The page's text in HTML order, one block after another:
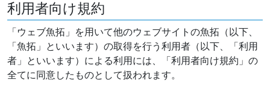
利用者向け規約
「ウェブ魚拓」を用いて他のウェブサイトの魚拓（以下、
「魚拓」といいます）の取得を行う利用者（以下、「利用
者」といいます）による利用には、「利用者向け規約」の
全てに同意したものとして扱われます。